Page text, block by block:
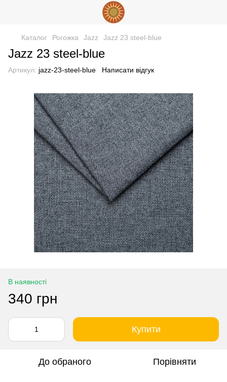
Каталог Рогожка Jazz Jazz 23 steel-blue
Jazz 23 steel-blue
Артикул: jazz-23-steel-blue Написати відгук
В наявності
340 грн
Купити
До обраного Порівняти